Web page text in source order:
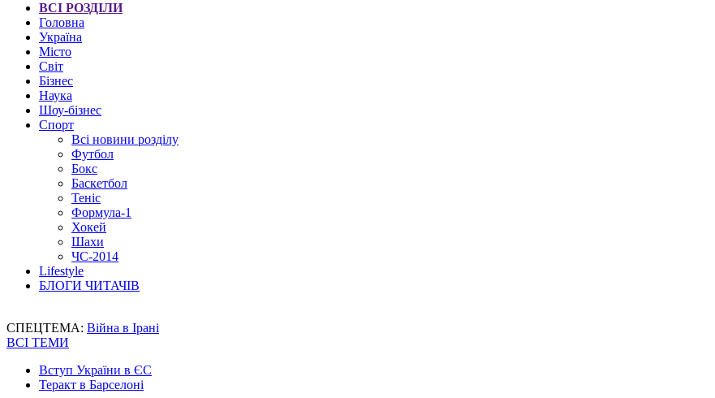
ВСІ РОЗДІЛИ
Головна
Україна
Місто
Світ
Бізнес
Наука
Шоу-бізнес
Спорт
Всі новини розділу
Футбол
Бокс
Баскетбол
Теніс
Формула-1
Хокей
Шахи
ЧС-2014
Lifestyle
БЛОГИ ЧИТАЧІВ
СПЕЦТЕМА: Війна в Ірані
ВСІ ТЕМИ
Вступ України в ЄС
Теракт в Барселоні